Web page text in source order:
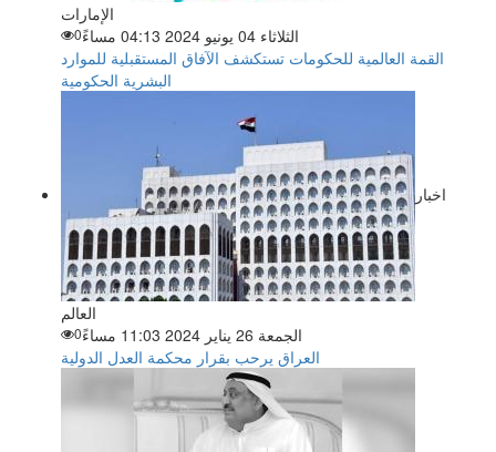
الإمارات
الثلاثاء 04 يونيو 2024 04:13 مساءً
0
القمة العالمية للحكومات تستكشف الآفاق المستقبلية للموارد
البشرية الحكومية
اخبار
العالم
الجمعة 26 يناير 2024 11:03 مساءً
0
العراق يرحب بقرار محكمة العدل الدولية